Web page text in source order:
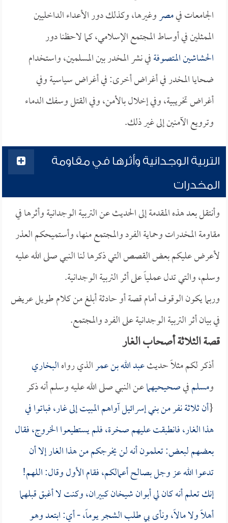
الجامعات فيمصروغيرها، وكذلك دور الأعداء الداخليين
الممثلين في أوساط المجتمع الإسلامي، كما لاحظنا دور
الحشاشينالمتصوفةفي نشر المخدر بين المسلمين، واستخدام
ضحايا المخدر في أغراض أخرى: في أغراض سياسية وفي
أغراض تخريبية، وفي إخلال بالأمن، وفي القتل وسفك الدماء
وترويع الآمنين إلى غير ذلك.
التربية الوجدانية وأثرها في مقاومة
المخدرات
وأنتقل بعد هذه المقدمة إلى الحديث عن التربية الوجدانية وأثرها في
مقاومة المخدرات وحماية الفرد والمجتمع منها، وأستميحكم العذر
لأعرض عليكم بعض القصص التي ذكرها لنا النبي صلى الله عليه
وسلم، والتي تدل عملياً على أثر التربية الوجدانية.
وربما يكون الوقوف أمام قصة أو حادثة أبلغ من كلام طويل عريض
في بيان أثر التربية الوجدانية على الفرد والمجتمع.
قصة الثلاثة أصحاب الغار
أذكر لكم مثلاً حديثعبد الله بن عمرالذي رواهالبخاري
ومسلمفيصحيحيهماعـن النبي صلى الله عليه وسلم أنه ذكر
{أن ثلاثة نفر من بني إسرائيل آواهم المبيت إلى غار، فباتوا في
هذا الغار، فانطبقت عليهم صخرة، فلم يستطيعوا الخروج، فقال
بعضهم لبعض: تعلمون أنه لن يخرجكم من هذا الغار إلا أن
تدعوا الله عز وجل بصالح أعمالكم، فقام الأول وقال: اللهم!
إنك تعلم أنه كان لي أبوان شيخان كبيران، وكنت لا أغبق قبلهما
أهلاً ولا مالاً، ونأى بي طلب الشجر يوماً، - أي: ابتعد وهو